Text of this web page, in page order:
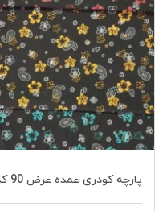
پارچه کودری عمده عرض 90 کد 3041